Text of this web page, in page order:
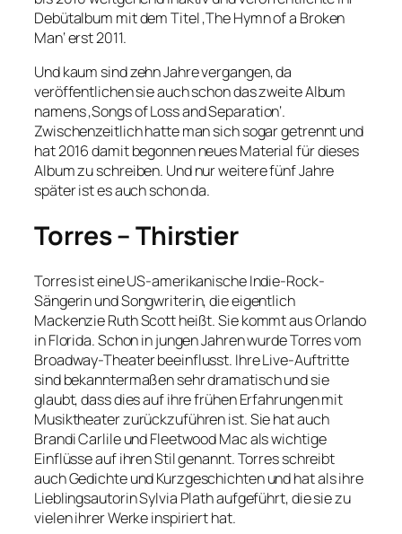
Debütalbum mit dem Titel ‚The Hymn of a Broken
Man‘ erst 2011.
Und kaum sind zehn Jahre vergangen, da
veröffentlichen sie auch schon das zweite Album
namens ‚Songs of Loss and Separation‘.
Zwischenzeitlich hatte man sich sogar getrennt und
hat 2016 damit begonnen neues Material für dieses
Album zu schreiben. Und nur weitere fünf Jahre
später ist es auch schon da.
Torres – Thirstier
Torres ist eine US-amerikanische Indie-Rock-
Sängerin und Songwriterin, die eigentlich
Mackenzie Ruth Scott heißt. Sie kommt aus Orlando
in Florida. Schon in jungen Jahren wurde Torres vom
Broadway-Theater beeinflusst. Ihre Live-Auftritte
sind bekanntermaßen sehr dramatisch und sie
glaubt, dass dies auf ihre frühen Erfahrungen mit
Musiktheater zurückzuführen ist. Sie hat auch
Brandi Carlile und Fleetwood Mac als wichtige
Einflüsse auf ihren Stil genannt. Torres schreibt
auch Gedichte und Kurzgeschichten und hat als ihre
Lieblingsautorin Sylvia Plath aufgeführt, die sie zu
vielen ihrer Werke inspiriert hat.